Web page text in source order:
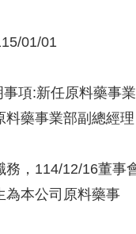
01/01
項:新任原料藥事
料藥事業部副總經理
務，114/12/16董事
為本公司原料藥事